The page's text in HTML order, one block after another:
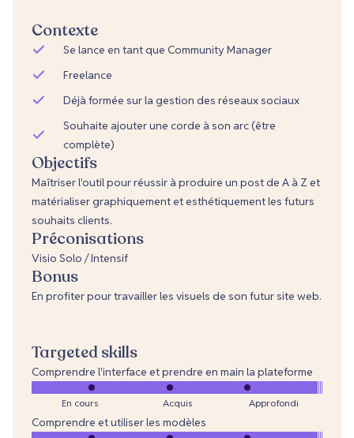
Contexte
Se lance en tant que Community Manager
Freelance
Déjà formée sur la gestion des réseaux sociaux
Souhaite ajouter une corde à son arc (être
complète)
Objectifs
Maîtriser l'outil pour réussir à produire un post de A à Z et
matérialiser graphiquement et esthétiquement les futurs
souhaits clients.
Préconisations
Visio Solo / Intensif
Bonus
En profiter pour travailler les visuels de son futur site web.
Targeted skills
Comprendre l'interface et prendre en main la plateforme
En cours Acquis Approfondi
Comprendre et utiliser les modèles